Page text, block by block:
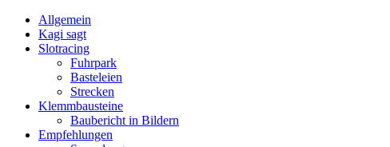
Allgemein
Kagi sagt
Slotracing
Fuhrpark
Basteleien
Strecken
Klemmbausteine
Baubericht in Bildern
Empfehlungen